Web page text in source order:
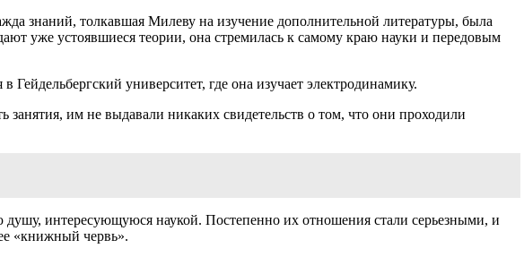
знаний, толкавшая Милеву на изучение дополнительной литературы, была
уже устоявшиеся теории, она стремилась к самому краю науки и передовым
университет, где она изучает электродинамику.
им не выдавали никаких свидетельств о том, что они проходили
интересующуюся наукой. Постепенно их отношения стали серьезными, и
«книжный червь».